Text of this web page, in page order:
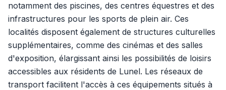
notamment des piscines, des centres équestres et des
infrastructures pour les sports de plein air. Ces
localités disposent également de structures culturelles
supplémentaires, comme des cinémas et des salles
d'exposition, élargissant ainsi les possibilités de loisirs
accessibles aux résidents de Lunel. Les réseaux de
transport facilitent l'accès à ces équipements situés à